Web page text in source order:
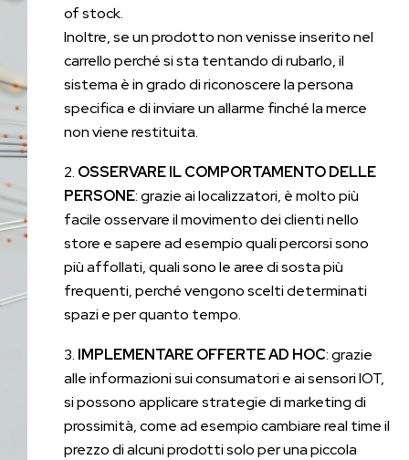
of stock.
Inoltre, se un prodotto non venisse inserito nel
carrello perché si sta tentando di rubarlo, il
sistema è in grado di riconoscere la persona
specifica e di inviare un allarme finché la merce
non viene restituita.
OSSERVARE IL COMPORTAMENTO DELLE
PERSONE: grazie ai localizzatori, è molto più
facile osservare il movimento dei clienti nello
store e sapere ad esempio quali percorsi sono
più affollati, quali sono le aree di sosta più
frequenti, perché vengono scelti determinati
spazi e per quanto tempo.
IMPLEMENTARE OFFERTE AD HOC: grazie
alle informazioni sui consumatori e ai sensori IOT,
si possono applicare strategie di marketing di
prossimità, come ad esempio cambiare real time il
prezzo di alcuni prodotti solo per una piccola